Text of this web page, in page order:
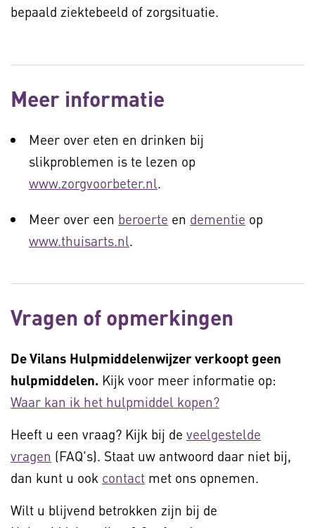
bepaald ziektebeeld of zorgsituatie.
Meer informatie
Meer over eten en drinken bij
slikproblemen is te lezen op
www.zorgvoorbeter.nl.
Meer over een beroerte en dementie op
www.thuisarts.nl.
Vragen of opmerkingen
De Vilans Hulpmiddelenwijzer verkoopt geen
hulpmiddelen. Kijk voor meer informatie op:
Waar kan ik het hulpmiddel kopen?
Heeft u een vraag? Kijk bij de veelgestelde
vragen (FAQ's). Staat uw antwoord daar niet bij,
dan kunt u ook contact met ons opnemen.
Wilt u blijvend betrokken zijn bij de